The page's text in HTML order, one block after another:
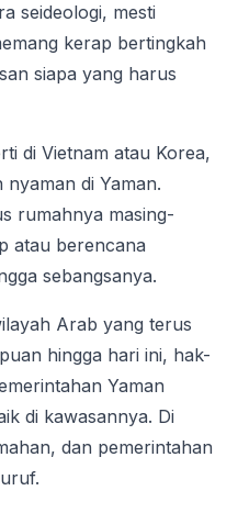
seideologi, mesti
kerap bertingkah
siapa yang harus
di Vietnam atau Korea,
di Yaman.
rumahnya masing-
atau berencana
sebangsanya.
Arab yang terus
hingga hari ini, hak-
Yaman
di kawasannya. Di
dan pemerintahan